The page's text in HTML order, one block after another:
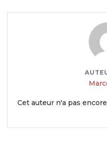
Cet auteur n'a pas